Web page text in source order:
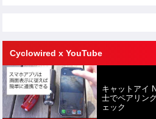
Cyclowired x YouTube
キャットアイ
士でペアリン
ェック